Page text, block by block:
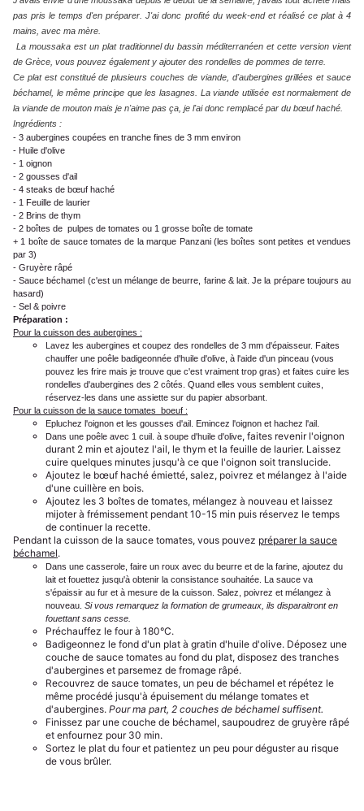
pas pris le temps d'en préparer. J'ai donc profité du week-end et réalisé ce plat à 4
mains, avec ma mère.
La moussaka est un plat traditionnel du bassin méditerranéen et cette version vient
de Grèce, vous pouvez également y ajouter des rondelles de pommes de terre.
Ce plat est constitué de plusieurs couches de viande, d'aubergines grillées et sauce
béchamel, le même principe que les lasagnes. La viande utilisée est normalement de
la viande de mouton mais je n'aime pas ça, je l'ai donc remplacé par du bœuf haché.
Ingrédients :
- 3 aubergines coupées en tranche fines de 3 mm environ
- Huile d'olive
- 1 oignon
- 2 gousses d'ail
- 4 steaks de bœuf haché
- 1 Feuille de laurier
- 2 Brins de thym
- 2 boîtes de pulpes de tomates ou 1 grosse boîte de tomate
+ 1 boîte de sauce tomates de la marque Panzani (les boîtes sont petites et vendues
par 3)
- Gruyère râpé
- Sauce béchamel (c'est un mélange de beurre, farine & lait. Je la prépare toujours au
hasard)
- Sel & poivre
Préparation :
Pour la cuisson des aubergines :
Lavez les aubergines et coupez des rondelles de 3 mm d'épaisseur. Faites
chauffer une poêle badigeonnée d'huile d'olive, à l'aide d'un pinceau (vous
pouvez les frire mais je trouve que c'est vraiment trop gras) et faites cuire les
rondelles d'aubergines des 2 côtés. Quand elles vous semblent cuites,
réservez-les dans une assiette sur du papier absorbant.
Pour la cuisson de la sauce tomates boeuf :
Epluchez l'oignon et les gousses d'ail. Emincez l'oignon et hachez l'ail.
Dans une poêle avec 1 cuil. à soupe d'huile d'olive, faites revenir l'oignon
durant 2 min et ajoutez l'ail, le thym et la feuille de laurier. Laissez
cuire quelques minutes jusqu'à ce que l'oignon soit translucide.
Ajoutez le bœuf haché émietté, salez, poivrez et mélangez à l'aide
d'une cuillère en bois.
Ajoutez les 3 boîtes de tomates, mélangez à nouveau et laissez
mijoter à frémissement pendant 10-15 min puis réservez le temps
de continuer la recette.
Pendant la cuisson de la sauce tomates, vous pouvez préparer la sauce
béchamel.
Dans une casserole, faire un roux avec du beurre et de la farine, ajoutez du
lait et fouettez jusqu'à obtenir la consistance souhaitée. La sauce va
s'épaissir au fur et à mesure de la cuisson. Salez, poivrez et mélangez à
nouveau. Si vous remarquez la formation de grumeaux, ils disparaitront en
fouettant sans cesse.
Préchauffez le four à 180°C.
Badigeonnez le fond d'un plat à gratin d'huile d'olive. Déposez une
couche de sauce tomates au fond du plat, disposez des tranches
d'aubergines et parsemez de fromage râpé.
Recouvrez de sauce tomates, un peu de béchamel et répétez le
même procédé jusqu'à épuisement du mélange tomates et
d'aubergines. Pour ma part, 2 couches de béchamel suffisent.
Finissez par une couche de béchamel, saupoudrez de gruyère râpé
et enfournez pour 30 min.
Sortez le plat du four et patientez un peu pour déguster au risque
de vous brûler.